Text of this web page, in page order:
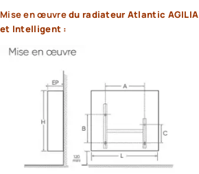
Mise enœuvredu radiateur Atlantic AGILIA
et Intelligent :